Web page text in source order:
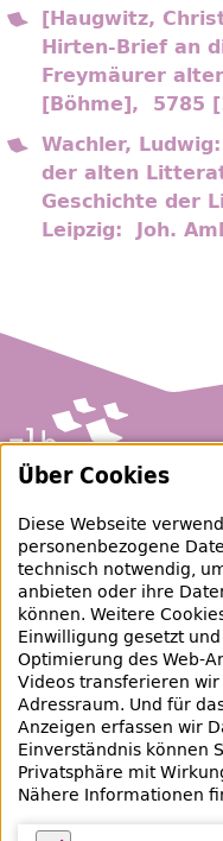
[Haugwitz,
Hirten-Brief an
Freymäurer
[Böhme], 5785
Wachler,
der alten
Geschichte der
Leipzig: Joh.
Zentral- und
Social-Media
Facebook
Bereich
Breite Straße 30-36
10178 Berlin
Über Cookies
Diese Webseite
personenbezogene
technisch notwendig,
anbieten oder ihre
können. Weitere
Einwilligung gesetzt
Optimierung des Web-
Videos transferieren
Adressraum. Und für
Anzeigen erfassen wir
Einverständnis können
Privatsphäre mit
Nähere Informationen